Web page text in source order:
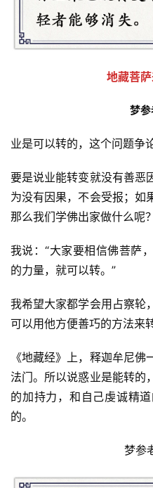
资
讯
点
僧
高
访
谈
心
地藏菩萨
梦
业是可以转的，这个问题争
要是说业能转变就没有善恶
为没有因果，不会受报；如
那么我们学佛出家做什么呢？
我说：“大家要相信佛菩萨
的力量，就可以转。”
我希望大家都学会用占察轮
可以用他方便善巧的方法来
《地藏经》上，释迦牟尼
法门。所以说惑业是能转的
的加持力，和自己虔诚精
的。
梦参